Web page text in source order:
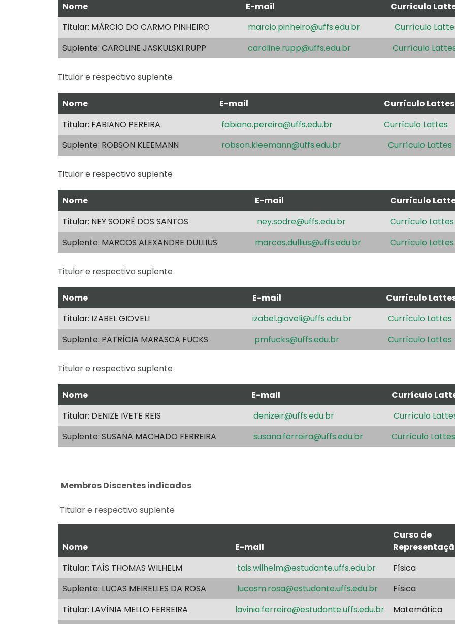
Nome E-mail
Currículo
Titular: MÁRCIO DO CARMO PINHEIRO
marcio.pinheiro@uffs.edu.br
Currículo
Suplente: CAROLINE JASKULSKI RUPP
caroline.rupp@uffs.edu.br Currículo
Titular e respectivo suplente
Nome E-mail
Currículo Lattes
Titular: FABIANO PEREIRA
fabiano.pereira@uffs.edu.br
Currículo Lattes
Suplente: ROBSON KLEEMANN
robson.kleemann@uffs.edu.br Currículo Lattes
Titular e respectivo suplente
Nome E-mail
Currículo
Titular: NEY SODRÉ DOS SANTOS
ney.sodre@uffs.edu.br
Currículo Lattes
Suplente: MARCOS ALEXANDRE DULLIUS
marcos.dullius@uffs.edu.br Currículo Lattes
Titular e respectivo suplente
Nome E-mail
Currículo
Titular: IZABEL GIOVELI
izabel.gioveli@uffs.edu.br
Currículo Lattes
Suplente: PATRÍCIA MARASCA FUCKS
pmfucks@uffs.edu.br Currículo Lattes
Titular e respectivo suplente
Nome E-mail
Currículo
Titular: DENIZE IVETE REIS
denizeir@uffs.edu.br
Currículo
Suplente: SUSANA MACHADO FERREIRA
susana.ferreira@uffs.edu.br Currículo Lattes
Membros Discentes indicados
Titular e respectivo suplente
Nome E-mail
Curso de
Titular: TAÍS THOMAS WILHELM
tais.wilhelm@estudante.uffs.edu.br
Física
Suplente: LUCAS MEIRELLES DA ROSA
lucasm.rosa@estudante.uffs.edu.br
Física
Titular: LAVÍNIA MELLO FERREIRA
lavinia.ferreira@estudante.uffs.edu.br
Matemática